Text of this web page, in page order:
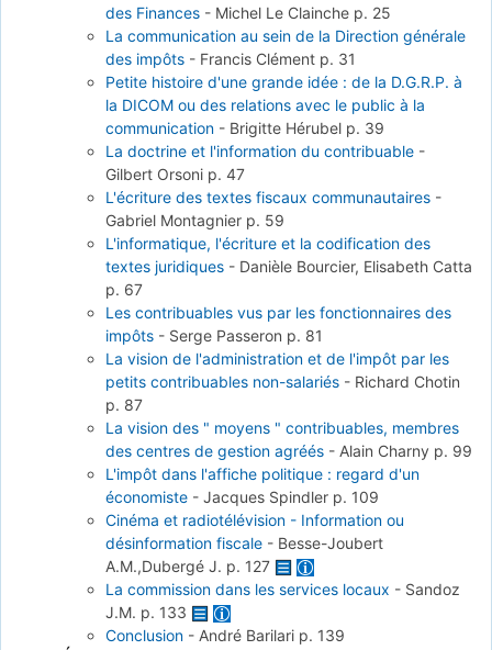
des Finances - Michel Le Clainche p. 25
La communication au sein de la Direction générale
des impôts - Francis Clément p. 31
Petite histoire d'une grande idée : de la D.G.R.P. à
la DICOM ou des relations avec le public à la
communication - Brigitte Hérubel p. 39
La doctrine et l'information du contribuable -
Gilbert Orsoni p. 47
L'écriture des textes fiscaux communautaires -
Gabriel Montagnier p. 59
L'informatique, l'écriture et la codification des
textes juridiques - Danièle Bourcier, Elisabeth Catta
p. 67
Les contribuables vus par les fonctionnaires des
impôts - Serge Passeron p. 81
La vision de l'administration et de l'impôt par les
petits contribuables non-salariés - Richard Chotin
p. 87
La vision des " moyens " contribuables, membres
des centres de gestion agréés - Alain Charny p. 99
L'impôt dans l'affiche politique : regard d'un
économiste - Jacques Spindler p. 109
Cinéma et radiotélévision - Information ou
désinformation fiscale - Besse-Joubert
A.M.,Dubergé J. p. 127
La commission dans les services locaux - Sandoz
J.M. p. 133
Conclusion - André Barilari p. 139